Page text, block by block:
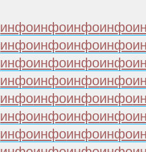
инфоинфоинфоинфо
инфоинфоинфоинфо
инфоинфоинфоинфо
инфоинфоинфоинфо
инфоинфоинфоинфо
инфоинфоинфоинфо
инфоинфоинфоинфо